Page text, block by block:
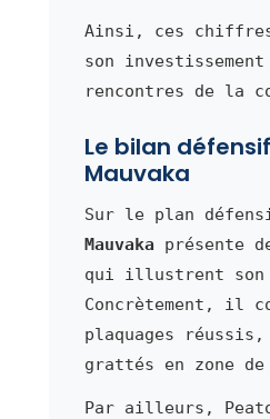
Ainsi, ces
son
rencontres de la
Le bilan
Mauvaka
Sur le plan
Mauvaka présente
qui illustrent son
Concrètement, il
plaquages
grattés en zone
Par ailleurs, Peato